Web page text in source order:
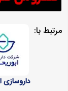
مرتبط با:
داروسازی